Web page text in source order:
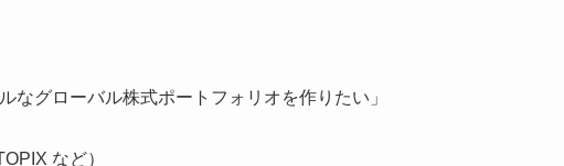
なグローバル株式ポートフォリオを作りたい」
など）